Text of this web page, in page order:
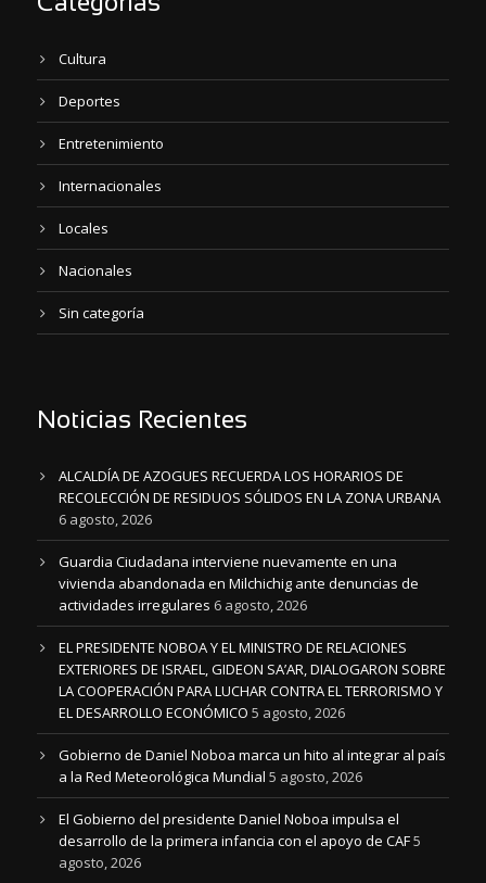
Cultura
Deportes
Entretenimiento
Internacionales
Locales
Nacionales
Sin categoría
Noticias Recientes
ALCALDÍA DE AZOGUES RECUERDA LOS HORARIOS DE
RECOLECCIÓN DE RESIDUOS SÓLIDOS EN LA ZONA URBANA
6 agosto, 2026
Guardia Ciudadana interviene nuevamente en una
vivienda abandonada en Milchichig ante denuncias de
actividades irregulares 6 agosto, 2026
EL PRESIDENTE NOBOA Y EL MINISTRO DE RELACIONES
EXTERIORES DE ISRAEL, GIDEON SA’AR, DIALOGARON SOBRE
LA COOPERACIÓN PARA LUCHAR CONTRA EL TERRORISMO Y
EL DESARROLLO ECONÓMICO 5 agosto, 2026
Gobierno de Daniel Noboa marca un hito al integrar al país
a la Red Meteorológica Mundial 5 agosto, 2026
El Gobierno del presidente Daniel Noboa impulsa el
desarrollo de la primera infancia con el apoyo de CAF5
agosto, 2026